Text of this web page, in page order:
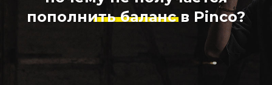
пополнить баланс в Pinco?